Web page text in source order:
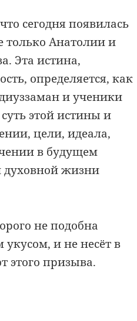
сегодня появилась
только Анатолии и
Эта истина,
определяется, как
и ученики
этой истины и
цели, идеала,
в будущем
духовной жизни
не подобна
и не несёт в
этого призыва.